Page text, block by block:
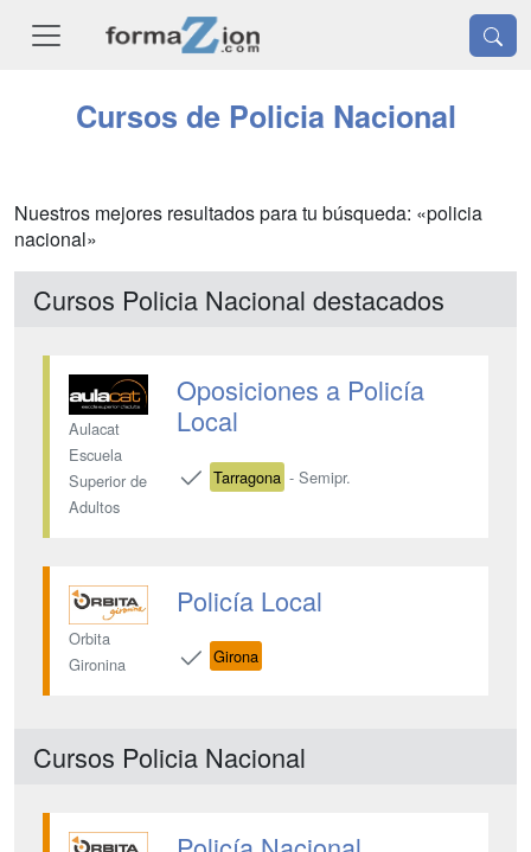
Cursos de Policia Nacional
Nuestros mejores resultados para tu búsqueda: «policia
nacional»
Cursos Policia Nacional destacados
Aulacat
Escuela
Superior de
Adultos
Oposiciones a Policía
Local
Tarragona - Semipr.
Orbita
Gironina
Policía Local
Girona
Cursos Policia Nacional